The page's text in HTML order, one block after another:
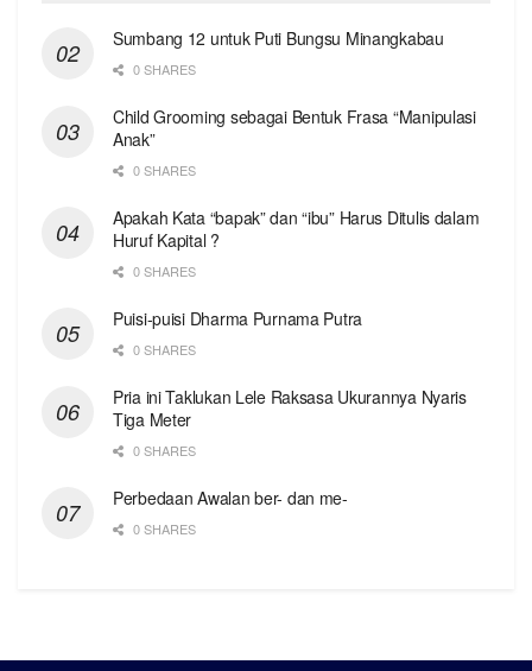
Sumbang 12 untuk Puti Bungsu Minangkabau
0 SHARES
Child Grooming sebagai Bentuk Frasa “Manipulasi
Anak”
0 SHARES
Apakah Kata “bapak” dan “ibu” Harus Ditulis dalam
Huruf Kapital ?
0 SHARES
Puisi-puisi Dharma Purnama Putra
0 SHARES
Pria ini Taklukan Lele Raksasa Ukurannya Nyaris
Tiga Meter
0 SHARES
Perbedaan Awalan ber- dan me-
0 SHARES